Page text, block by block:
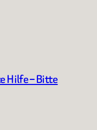
Hilfe – Bitte